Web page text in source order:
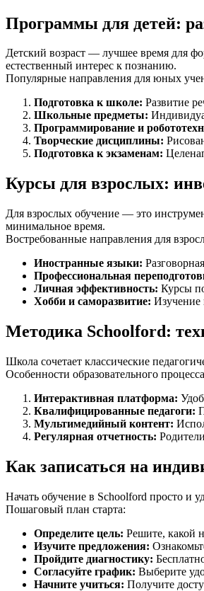
Программы для детей:
Детский возраст — лучшее время для
естественный интерес к познанию.
Популярные направления для юных
Подготовка к школе: Развитие
Школьные предметы:
Программирование и
Творческие дисциплины:
Подготовка к экзаменам:
Курсы для взрослых:
Для взрослых обучение — это
минимальное время.
Востребованные направления для
Иностранные языки:
Профессиональная
Личная эффективность: Курсы
Хобби и саморазвитие: Изучение
Методика Schoolford:
Школа сочетает классические
Особенности образовательного
Интерактивная платформа:
Квалифицированные педагоги:
Мультимедийный контент:
Регулярная отчетность:
Как записаться на
Начать обучение в Schoolford просто и
Пошаговый план старта:
Определите цель: Решите, какой
Изучите предложения:
Пройдите диагностику:
Согласуйте график: Выберите
Начните учиться: Получите